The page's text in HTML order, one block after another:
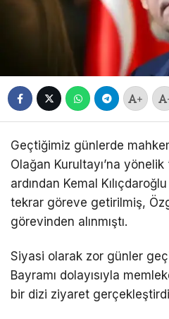
+
Geçtiğimiz günlerde
Olağan Kurultayı’na yönelik
ardından Kemal
tekrar göreve getirilmiş,
görevinden alınmıştı.
Siyasi olarak zor günler
Bayramı dolayısıyla
bir dizi ziyaret